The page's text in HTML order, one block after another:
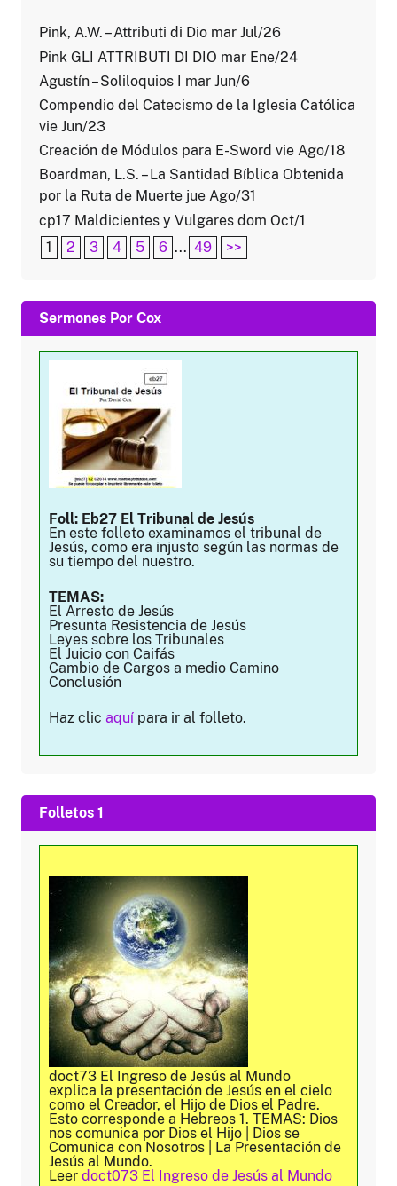
Pink, A.W. – Attributi di Dio mar Jul/26
Pink GLI ATTRIBUTI DI DIO mar Ene/24
Agustín – Soliloquios I mar Jun/6
Compendio del Catecismo de la Iglesia Católica
vie Jun/23
Creación de Módulos para E-Sword vie Ago/18
Boardman, L.S. – La Santidad Bíblica Obtenida
por la Ruta de Muerte jue Ago/31
cp17 Maldicientes y Vulgares dom Oct/1
1
2 3 4 5 6 ... 49 >>
Sermones Por Cox
Foll: Eb27 El Tribunal de Jesús
En este folleto examinamos el tribunal de
Jesús, como era injusto según las normas de
su tiempo del nuestro.
TEMAS:
El Arresto de Jesús
Presunta Resistencia de Jesús
Leyes sobre los Tribunales
El Juicio con Caifás
Cambio de Cargos a medio Camino
Conclusión
Haz clic aquí para ir al folleto.
Folletos 1
doct73 El Ingreso de Jesús al Mundo
explica la presentación de Jesús en el cielo
como el Creador, el Hijo de Dios el Padre.
Esto corresponde a Hebreos 1. TEMAS: Dios
nos comunica por Dios el Hijo | Dios se
Comunica con Nosotros | La Presentación de
Jesús al Mundo.
Leer doct073 El Ingreso de Jesús al Mundo